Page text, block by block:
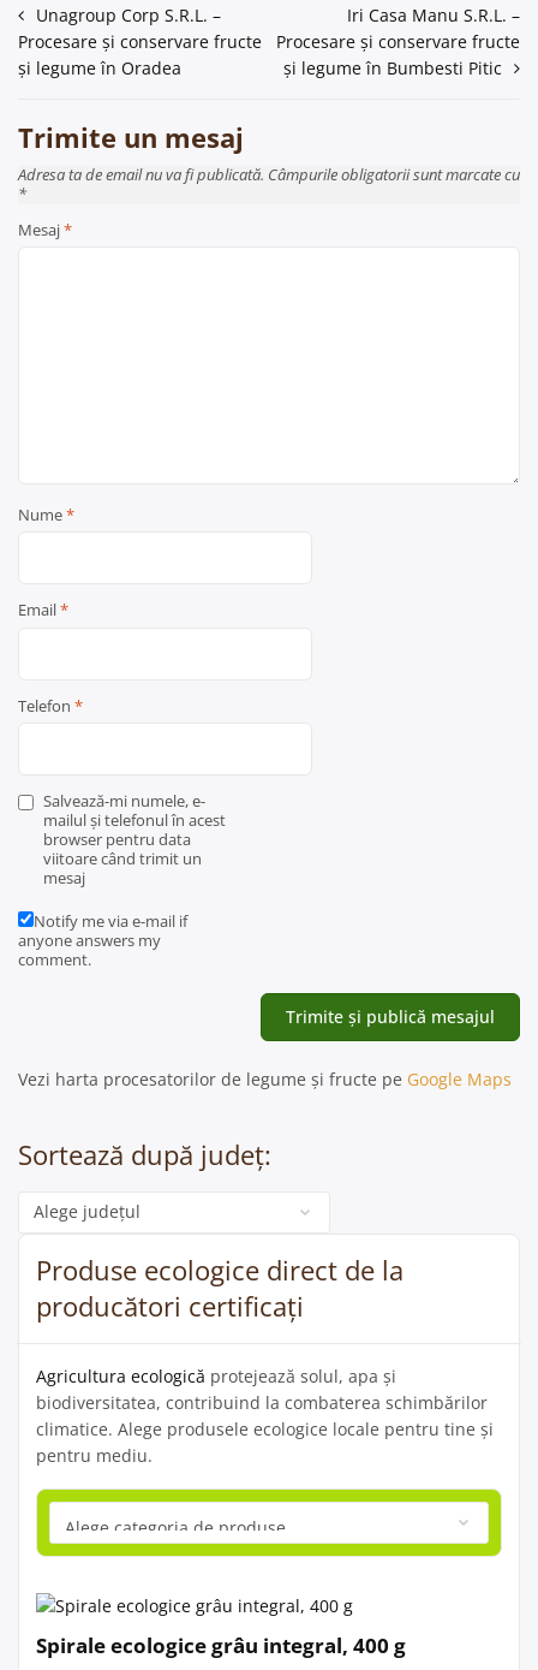
Navigare
în
Unagroup Corp S.R.L. –
Procesare și conservare fructe
și legume în Oradea
Iri Casa Manu S.R.L. –
Procesare și conservare fructe
și legume în Bumbesti Pitic
Trimite un mesaj
Adresa ta de email nu va fi publicată. Câmpurile obligatorii sunt marcate cu
*
Mesaj*
Nume*
Email*
Telefon *
Salvează-mi numele, e-
mailul și telefonul în acest
browser pentru data
viitoare când trimit un
mesaj
Notify me via e-mail if
anyone answers my
comment.
Vezi harta procesatorilor de legume și fructe pe Google Maps
Sortează după județ:
Categorie
Produse ecologice direct de la
producători certificați
Agricultura ecologică protejează solul, apa și
biodiversitatea, contribuind la combaterea schimbărilor
climatice. Alege produsele ecologice locale pentru tine și
pentru mediu.
Spirale ecologice grâu integral, 400 g